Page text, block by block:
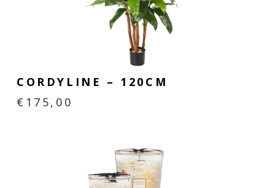
Mobach keramiek dankt haar chique uitstraling aan de
exclusieve glazuren die naar eigen receptuur worden
samengesteld. Door de hoge stooktemperatuur is Mobach
keramiek zowel binnen als buiten toe te passen.
CORDYLINE – 120CM
€ 175,00